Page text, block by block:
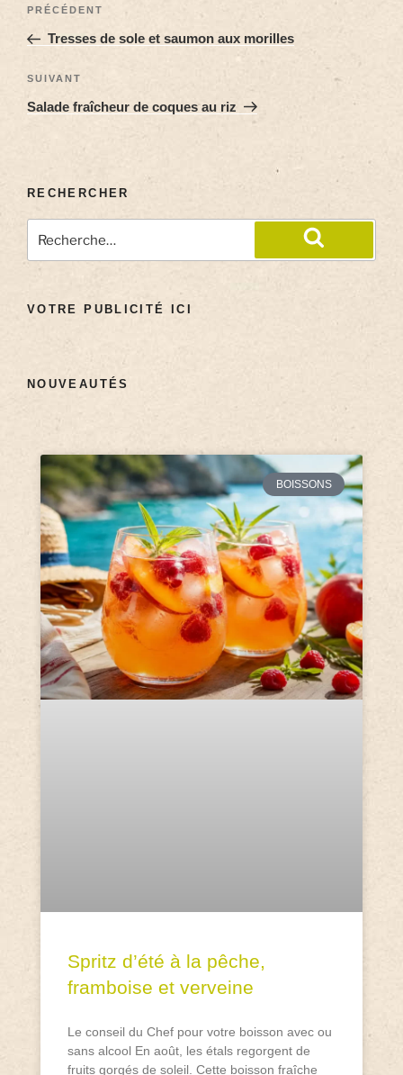
PRÉCÉDENT
Tresses de sole et saumon aux morilles
SUIVANT
Salade fraîcheur de coques au riz
RECHERCHER
VOTRE PUBLICITÉ ICI
NOUVEAUTÉS
BOISSONS
Spritz d’été à la pêche,
framboise et verveine
Le conseil du Chef pour votre boisson avec ou
sans alcool En août, les étals regorgent de
fruits gorgés de soleil. Cette boisson fraîche